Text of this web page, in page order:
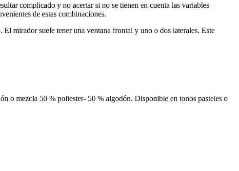
complicado y no acertar si no se tienen en cuenta las variables
de estas combinaciones.
mirador suele tener una ventana frontal y uno o dos laterales. Este
o mezcla 50 % poliester- 50 % algodón. Disponible en tonos pasteles o